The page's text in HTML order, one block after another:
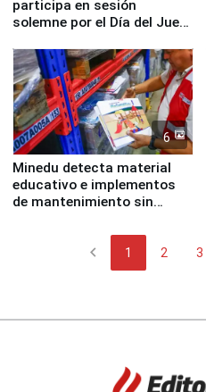
participa en sesión
solemne por el Día del Juez
6
Minedu detecta material
educativo e implementos
de mantenimiento sin
chevron_left 1 2 3